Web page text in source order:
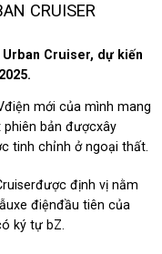
CRUISER
Cruiser, dự kiến
mới của mình mang
phiên bản đượcxây
tinh chỉnh ở ngoại thất.
định vị nằm
điệnđầu tiên của
ký tự bZ.